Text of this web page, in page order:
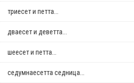
триесет и петта...
дваесет и деветта...
шеесет и петта...
седумнаесетта седница...